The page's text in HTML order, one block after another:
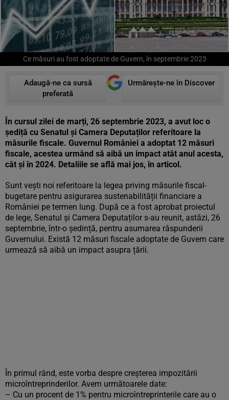
Ce măsuri au fost adoptate de Guvern, în septembrie 2023
Adaugă-ne ca sursă
preferată
Urmărește-ne în Discover
În cursul zilei de marți, 26 septembrie 2023, a avut loc o
șediță cu Senatul și Camera Deputaților referitoare la
măsurile fiscale. Guvernul României a adoptat 12 măsuri
fiscale, acestea urmând să aibă un impact atât anul acesta,
cât și în 2024. Detaliile se află mai jos, în articol.
Sunt vești noi referitoare la legea priving măsurile fiscal-
bugetare pentru asigurarea sustenabilității financiare a
României pe termen lung. După ce a fost aprobat proiectul
de lege, Senatul și Camera Deputaților s-au reunit, astăzi, 26
septembrie, într-o ședință, pentru asumarea răspunderii
Guvernului. Există 12 măsuri fiscale adoptate de Guvern care
urmează să aibă un impact asupra țării.
În primul rând, este vorba despre creșterea impozitării
microîntreprinderilor. Avem următoarele date:
– Cu un procent de 1% pentru microîntreprinterile care au o